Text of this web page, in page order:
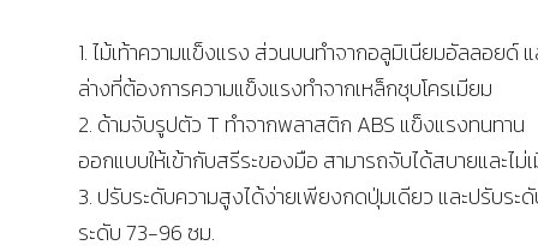
1. ไม้เท้าความแข็งแรง ส่วนบนทำจากอลูมิเนียมอัลลอยด์
ล่างที่ต้องการความแข็งแรงทำจากเหล็กชุบโครเมียม
2. ด้ามจับรูปตัว T ทำจากพลาสติก ABS แข็งแรงทนทาน
ออกแบบให้เข้ากับสรีระของมือ สามารถจับได้สบายและไม่
3. ปรับระดับความสูงได้ง่ายเพียงกดปุ่มเดียว และปรับระ
ระดับ 73-96 ซม.